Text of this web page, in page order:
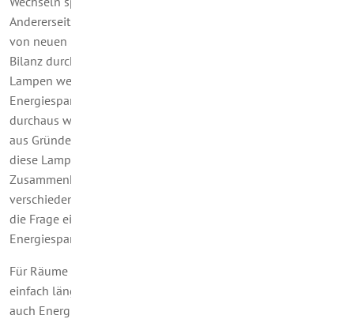
Andererseits muss auch für die Produktion und den Vertrieb
von neuen Lampen Energie aufgewendet werden, so dass die
Bilanz durchaus dafür sprechen kann, noch funktionierende
Lampen weiterhin zu betreiben. Im Falle der
Energiesparlampen fällt die Antwort leichter: Sie können Sie
durchaus weiter in Betrieb lassen, vielleicht aber – vor allem
aus Gründen des Komforts – überprüfen, wo und wie lange
diese Lampen Licht verbreiten sollen. In diesem
Zusammenhang erinnern wir heute an die Eigenschaften der
verschiedenen Leuchtmittel und gehen auch noch einmal auf
die Frage ein, inwiefern das Quecksilber in
Energiesparlampen zu einem Problem werden kann.
Für Räume mit Grundbeleuchtung oder wo das Licht ganz
einfach länger angeschaltet bleibt, kommen nach wie vor
auch Energiesparlampen in Frage. In der Küche, je nach